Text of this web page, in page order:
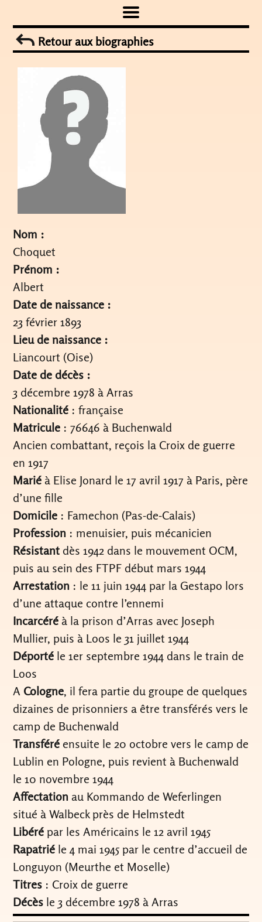
to
contentRetour aux biographies
Nom :
Choquet
Prénom :
Albert
Date de naissance :
23 février 1893
Lieu de naissance :
Liancourt (Oise)
Date de décès :
3 décembre 1978 à Arras
Nationalité : française
Matricule : 76646 à Buchenwald
Ancien combattant, reçois la Croix de guerre
en 1917
Marié à Elise Jonard le 17 avril 1917 à Paris, père
d’une fille
Domicile : Famechon (Pas-de-Calais)
Profession : menuisier, puis mécanicien
Résistant dès 1942 dans le mouvement OCM,
puis au sein des FTPF début mars 1944
Arrestation : le 11 juin 1944 par la Gestapo lors
d’une attaque contre l’ennemi
Incarcéré à la prison d’Arras avec Joseph
Mullier, puis à Loos le 31 juillet 1944
Déporté le 1er septembre 1944 dans le train de
Loos
A Cologne, il fera partie du groupe de quelques
dizaines de prisonniers a être transférés vers le
camp de Buchenwald
Transféré ensuite le 20 octobre vers le camp de
Lublin en Pologne, puis revient à Buchenwald
le 10 novembre 1944
Affectation au Kommando de Weferlingen
situé à Walbeck près de Helmstedt
Libéré par les Américains le 12 avril 1945
Rapatrié le 4 mai 1945 par le centre d’accueil de
Longuyon (Meurthe et Moselle)
Titres : Croix de guerre
Décès le 3 décembre 1978 à Arras